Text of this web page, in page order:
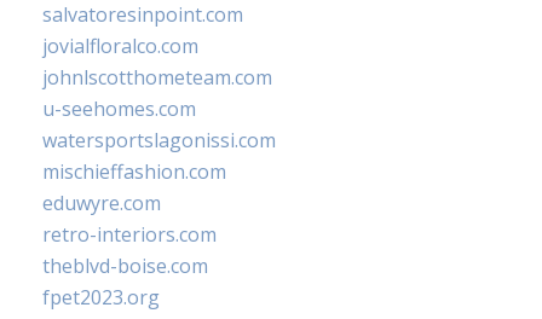
salvatoresinpoint.com
jovialfloralco.com
johnlscotthometeam.com
u-seehomes.com
watersportslagonissi.com
mischieffashion.com
eduwyre.com
retro-interiors.com
theblvd-boise.com
fpet2023.org